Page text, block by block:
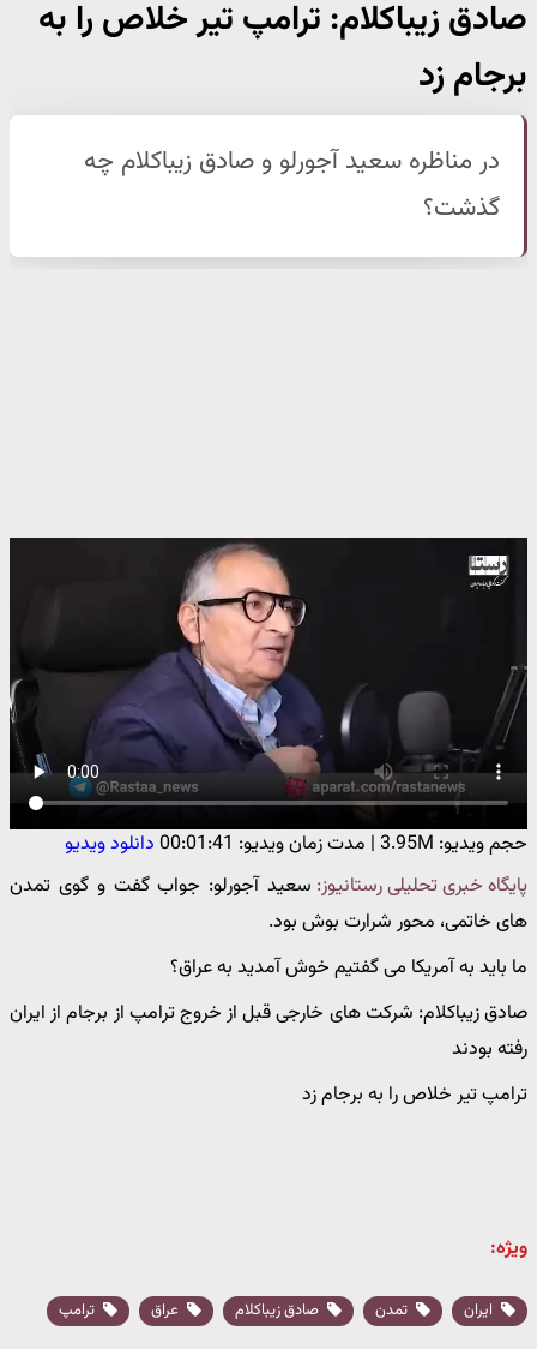
صادق زیباکلام: ترامپ تیر خلاص را به
برجام زد
در مناظره سعید آجورلو و صادق زیباکلام چه
گذشت؟
حجم ویدیو: 3.95M | مدت زمان ویدیو: 00:01:41
دانلود ویدیو
پایگاه خبری تحلیلی رستانیوز: سعید آجورلو: جواب گفت و گوی تمدن
های خاتمی، محور شرارت بوش بود.
ما باید به آمریکا می گفتیم خوش آمدید به عراق؟
صادق زیباکلام: شرکت های خارجی قبل از خروج ترامپ از برجام از ایران
رفته بودند
ترامپ تیر خلاص را به برجام زد
ویژه:
ایران تمدن صادق زیباکلام عراق ترامپ